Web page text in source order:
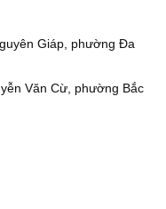
Giáp, phường Đa
Cừ, phường Bắc